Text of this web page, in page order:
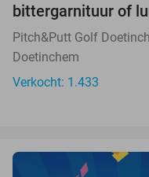
bittergarnituur of
Pitch&Putt Golf
Doetinchem
Verkocht: 1.433